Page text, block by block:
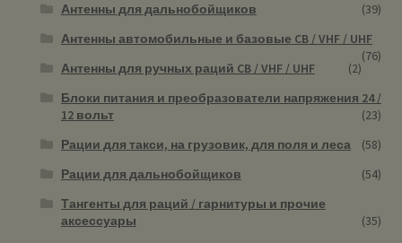
Антенны для дальнобойщиков
(39)
Антенны автомобильные и базовые CB / VHF / UHF
(76)
Антенны для ручных раций CB / VHF / UHF
(2)
Блоки питания и преобразователи напряжения 24 /
12 вольт
(23)
Рации для такси, на грузовик, для поля и леса
(58)
Рации для дальнобойщиков
(54)
Тангенты для раций / гарнитуры и прочие
аксессуары
(35)